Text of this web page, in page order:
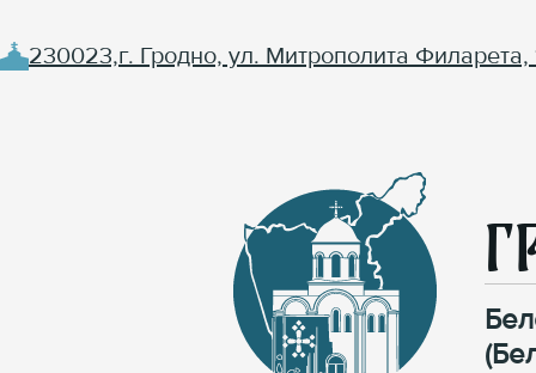
230023,г. Гродно, ул. Митрополита Филарета,